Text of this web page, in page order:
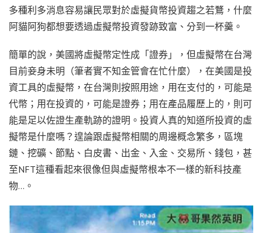
多種利多消息容易讓民眾對於虛擬貨幣投資趨之若鶩，什麼
阿貓阿狗都想要透過虛擬幣投資發跡致富、分到一杯羹。
簡單的說，美國將虛擬幣定性成「證券」，但虛擬幣在台灣
目前妾身未明（筆者實不知金管會在忙什麼），在美國是投
資工具的虛擬幣，在台灣則按照用途，用在支付的，可能是
代幣；用在投資的，可能是證券；用在產品履歷上的，則可
能是足以佐證生產軌跡的證明。投資人真的知道所投資的虛
擬幣是什麼嗎？遑論跟虛擬幣相關的周邊概念繁多，區塊
鏈、挖礦、節點、白皮書、出金、入金、交易所、錢包，甚
至NFT這種看起來很像但與虛擬幣根本不一樣的新科技產
物…。